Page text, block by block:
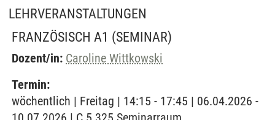
LEHRVERANSTALTUNGEN
FRANZÖSISCH A1 (SEMINAR)
Dozent/in: Caroline Wittkowski
Termin:
wöchentlich | Freitag | 14:15 - 17:45 | 06.04.2026 -